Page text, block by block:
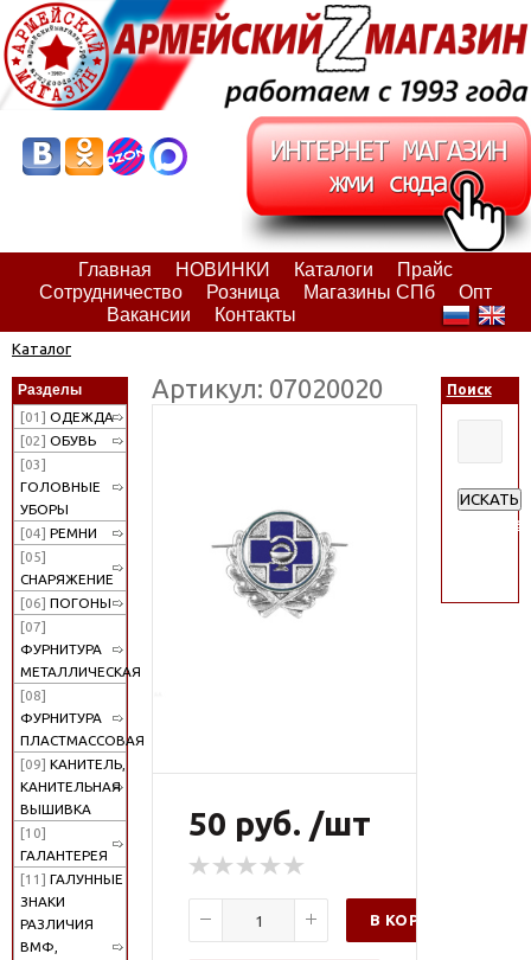
Главная НОВИНКИ Каталоги
Прайс
Сотрудничество
Розница Магазины СПб
Опт
Вакансии
Контакты
Каталог
Разделы
[01] ОДЕЖДА
[02] ОБУВЬ
[03]
ГОЛОВНЫЕ
УБОРЫ
[04] РЕМНИ
[05]
СНАРЯЖЕНИЕ
[06] ПОГОНЫ
[07]
ФУРНИТУРА
МЕТАЛЛИЧЕСКАЯ
[08]
ФУРНИТУРА
ПЛАСТМАССОВАЯ
[09] КАНИТЕЛЬ,
КАНИТЕЛЬНАЯ
ВЫШИВКА
[10]
ГАЛАНТЕРЕЯ
[11] ГАЛУННЫЕ
ЗНАКИ
РАЗЛИЧИЯ
ВМФ,
Артикул: 07020020
50 руб. /шт
В КОРЗИНУ
Поиск
ИСКАТЬ